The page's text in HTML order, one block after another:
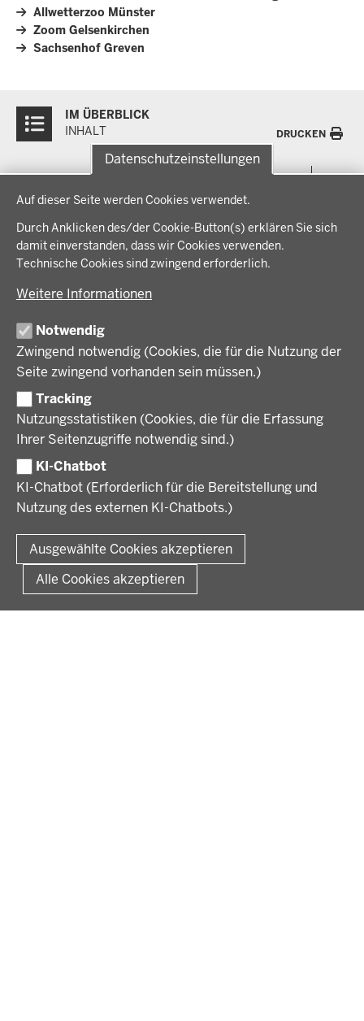
Datenschutzeinstellungen
Auf dieser Seite werden Cookies verwendet.
Durch Anklicken des/der Cookie-Button(s) erklären Sie sich
damit einverstanden, dass wir Cookies verwenden.
Technische Cookies sind zwingend erforderlich.
Weitere Informationen
Notwendig
Zwingend notwendig (Cookies, die für die Nutzung der
Seite zwingend vorhanden sein müssen.)
Tracking
Nutzungsstatistiken (Cookies, die für die Erfassung
Ihrer Seitenzugriffe notwendig sind.)
KI-Chatbot
KI-Chatbot (Erforderlich für die Bereitstellung und
Nutzung des externen KI-Chatbots.)
Ausgewählte Cookies akzeptieren
Alle Cookies akzeptieren
Allwetterzoo Münster
Zoom Gelsenkirchen
Sachsenhof Greven
Inhalte
IM ÜBERBLICK
INHALT
DRUCKEN
Menü
der
Fußzeile
THEMEN
Bauen, Planen und Verkehr
Bildung, Schule und Sport
Regionalplanung und Regionalrat
Wirtschaft, Kultur und Kommunales
IM FOKUS
Energiewende AG
Zusammenarbeit mit den Niederlanden
BEZIRKSREGIERUNG
Regierungsbezirk Münster
Geschichte und Gegenwart
Behördenleitung
Organisation
Förderlotsinnen und Förderlotsen
KARRIERE UND AUSBILDUNG
Stellenangebote
Ausbildung
Volljurist:in
Praktikum
Stellenangebote im Schulbereich
VERFAHREN UND BEKANNTMACHUNGEN
Amtsblatt
Verfahrensübersichten
PRESSE
Pressemitteilungen
Podcast
© 2026 Bezirksregierung Münster
Fußzeile
Impressum Datenschutz Rechtliche Hinweise
Kurzlink zu dieser Seite